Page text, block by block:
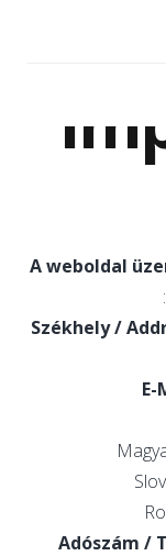
A weboldal
Székhely /
E-
Adószám /